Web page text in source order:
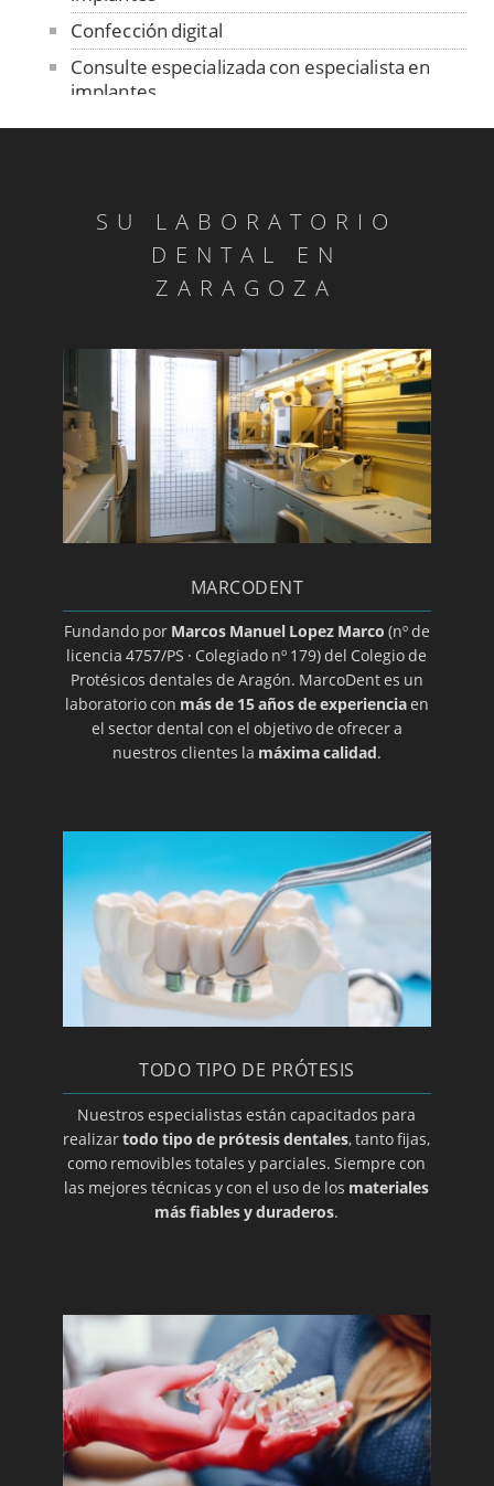
Confección digital
Consulte especializada con especialista en
implantes
Contención
Dentadura sobre implantes
Día mundial de la salud bucodental
Endodoncia
Estomatitis
Gingivitis/a>
Glositis
Guía básica sobre la colocación de un implante
Herpes oral
Higiene dental
Ortodoncia transparente
Implantes
Laboratorio de prótesis dentales en Zaragoza
Limpieza bucal
Macroglasia
Maloclusion
Método Gerber para elección de prótesis
Mucocele
Opte por prótesis removibles
Ortodoncia de contención
Ortodoncia para adolescentes
Periodoncia
Periodontitis
Prótesis dental en A coruña
Prótesis dental en Albacete
SU LABORATORIO
DENTAL EN
ZARAGOZA
MARCODENT
Fundando por Marcos Manuel Lopez Marco (nº de
licencia 4757/PS · Colegiado nº 179) del Colegio de
Protésicos dentales de Aragón. MarcoDent es un
laboratorio con más de 15 años de experienciaen
el sector dental con el objetivo de ofrecer a
nuestros clientes la máxima calidad.
TODO TIPO DE PRÓTESIS
Nuestros especialistas están capacitados para
realizartodo tipo de prótesis dentales, tanto fijas,
como removibles totales y parciales. Siempre con
las mejores técnicas y con el uso de los materiales
más fiables y duraderos.